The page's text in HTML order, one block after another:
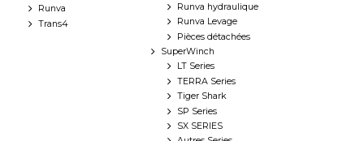
Runva
Trans4
Runva hydraulique
Runva Levage
Pièces détachées
SuperWinch
LT Series
TERRA Series
Tiger Shark
SP Series
SX SERIES